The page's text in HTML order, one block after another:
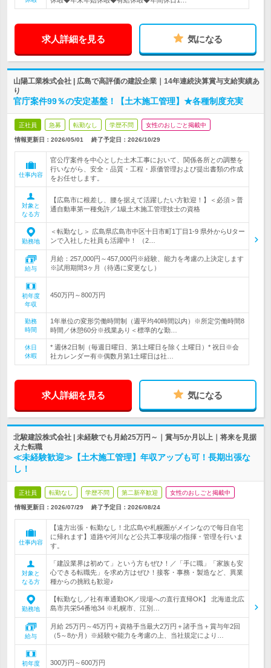
求人詳細を見る 気になる
山陽工業株式会社 | 広島で高評価の建設企業｜14年連続決算賞与支給実績あ
り
官庁案件99％の安定基盤！【土木施工管理】★各種制度充実
正社員 急募 転勤なし 学歴不問 女性のおしごと掲載中
情報更新日：2026/05/01 終了予定日： 2026/10/29
仕事内容
官公庁案件を中心とした土木工事において、関係各所との調整を
行いながら、安全・品質・工程・原価管理および提出書類の作成
をお任せします。
対象と
なる方
【広島市に根差し、腰を据えて活躍したい方歓迎！】＜必須＞普
通自動車第一種免許／1級土木施工管理技士の資格
勤務地
＜転勤なし＞ 広島県広島市中区十日市町1丁目1-9 県外からUター
ンで入社した社員も活躍中！ （2…
給与
月給：257,000円～457,000円※経験、能力を考慮の上決定します
※試用期間3ヶ月（待遇に変更なし）
初年度
年収
450万円～800万円
勤務
時間
1年単位の変形労働時間制（週平均40時間以内）※所定労働時間8
時間／休憩60分※残業あり＜標準的な勤…
休日
休暇
* 週休2日制（毎週日曜日、第1土曜日を除く土曜日）* 祝日※会
社カレンダー有※偶数月第1土曜日は社…
求人詳細を見る 気になる
北駿建設株式会社 | 未経験でも月給25万円～｜賞与5か月以上｜将来を見据
えた転職
≪未経験歓迎≫【土木施工管理】年収アップも可！長期出張な
し！
正社員 転勤なし 学歴不問 第二新卒歓迎 女性のおしごと掲載中
情報更新日：2026/07/29 終了予定日： 2026/08/24
仕事内容
【遠方出張・転勤なし！北広島や札幌圏がメインなので毎日自宅
に帰れます】道路や河川など公共工事現場の指揮・管理を行いま
す。
対象と
なる方
「建設業界は初めて」という方もぜひ！／「手に職」「家族も安
心できる転職先」を求め方はぜひ！接客・事務・製造など、異業
種からの挑戦も歓迎♪
勤務地
【転勤なし／社有車通勤OK／現場への直行直帰OK】 北海道北広
島市共栄54番地34 ※札幌市、江別…
給与
月給 25万円～45万円＋資格手当最大2万円＋諸手当＋賞与年2回
（5～8か月）※経験や能力を考慮の上、当社規定により…
初年度
300万円～600万円